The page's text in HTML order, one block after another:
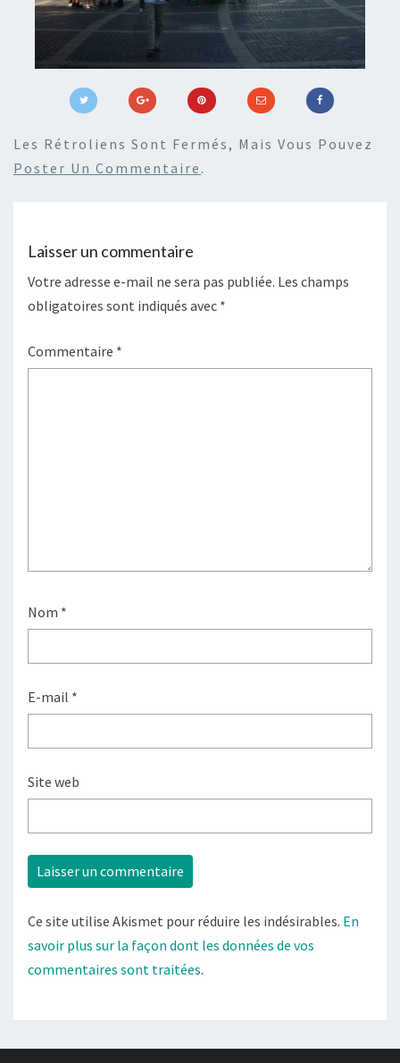
Les Rétroliens Sont Fermés, Mais Vous Pouvez
Poster Un Commentaire .
Laisser un commentaire
Votre adresse e-mail ne sera pas publiée. Les champs
obligatoires sont indiqués avec *
Commentaire *
Nom *
E-mail *
Site web
Ce site utilise Akismet pour réduire les indésirables. En
savoir plus sur la façon dont les données de vos
commentaires sont traitées.